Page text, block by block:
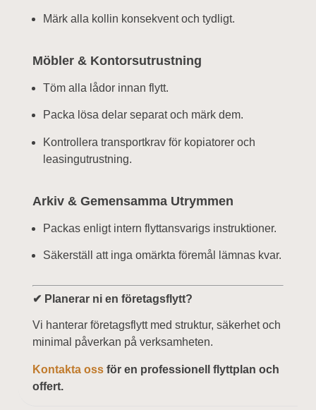
Märk alla kollin konsekvent och tydligt.
Möbler & Kontorsutrustning
Töm alla lådor innan flytt.
Packa lösa delar separat och märk dem.
Kontrollera transportkrav för kopiatorer och
leasingutrustning.
Arkiv & Gemensamma Utrymmen
Packas enligt intern flyttansvarigs instruktioner.
Säkerställ att inga omärkta föremål lämnas kvar.
✔ Planerar ni en företagsflytt?
Vi hanterar företagsflytt med struktur, säkerhet och
minimal påverkan på verksamheten.
Kontakta oss för en professionell flyttplan och
offert.